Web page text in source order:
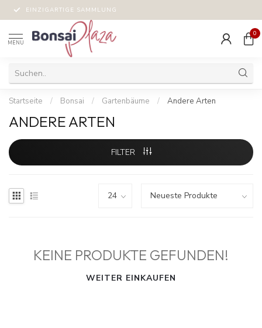
EINZIGARTIGE SAMMLUNG
MENU
0
Startseite / Bonsai / Gartenbäume / Andere Arten
ANDERE ARTEN
FILTER
KEINE PRODUKTE GEFUNDEN!
WEITER EINKAUFEN